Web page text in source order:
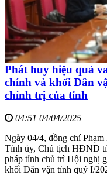
Phát huy hiệu quả
chính và khối Dân
chính trị của tỉnh
04:51 04/04/2025
Ngày 04/4, đồng chí
Tỉnh ủy, Chủ tịch HĐND
pháp tỉnh chủ trì Hội nghị
khối Dân vận tỉnh quý I/